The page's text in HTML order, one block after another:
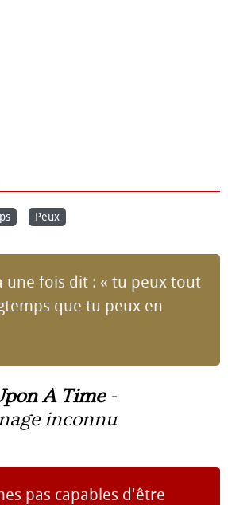
Peux
une fois dit : « tu peux tout
que tu peux en
A Time-
inconnu
pas capables d'être